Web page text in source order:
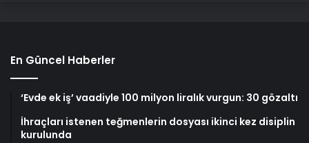
En Güncel Haberler
‘Evde ek iş’ vaadiyle 100 milyon liralık vurgun: 30 gözaltı
İhraçları istenen teğmenlerin dosyası ikinci kez disiplin
kurulunda